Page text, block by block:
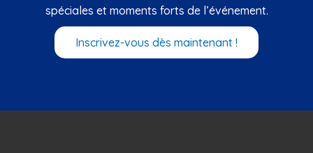
spéciales et moments forts de l’événement.
Inscrivez-vous dès maintenant !